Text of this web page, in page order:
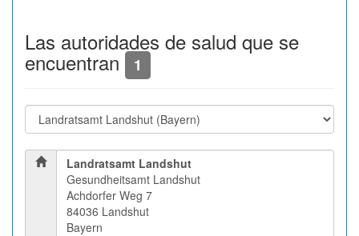
Las autoridades de salud que se
encuentran 1
Landratsamt Landshut
Gesundheitsamt Landshut
Achdorfer Weg 7
84036 Landshut
Bayern